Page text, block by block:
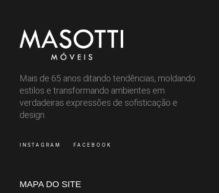
Mais de 65 anos ditando tendências, moldando
estilos e transformando ambientes em
verdadeiras expressões de sofisticação e
design.
INSTAGRAM FACEBOOK
MAPA DO SITE